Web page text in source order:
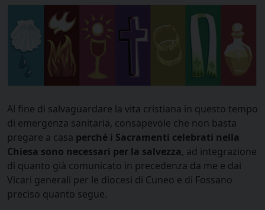
Al fine di salvaguardare la vita cristiana in questo tempo
di emergenza sanitaria, consapevole che non basta
pregare a casa perché i Sacramenti celebrati nella
Chiesa sono necessari per la salvezza, ad integrazione
di quanto già comunicato in precedenza da me e dai
Vicari generali per le diocesi di Cuneo e di Fossano
preciso quanto segue.